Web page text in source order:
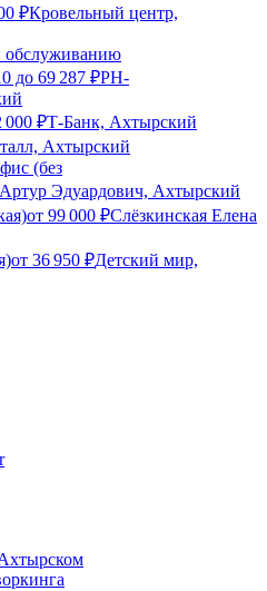
₽Кровельный центр,
обслуживанию
до 69 287 ₽РН-
000 ₽Т-Банк, Ахтырский
Ахтырский
(без
Эдуардович, Ахтырский
от 99 000 ₽Слёзкинская Елена
от 36 950 ₽Детский мир,